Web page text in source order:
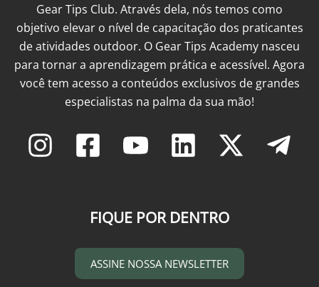
Gear Tips Club. Através dela, nós temos como
objetivo elevar o nível de capacitação dos praticantes
de atividades outdoor. O Gear Tips Academy nasceu
para tornar a aprendizagem prática e acessível. Agora
você tem acesso a conteúdos exclusivos de grandes
especialistas na palma da sua mão!
FIQUE POR DENTRO
ASSINE NOSSA NEWSLETTER